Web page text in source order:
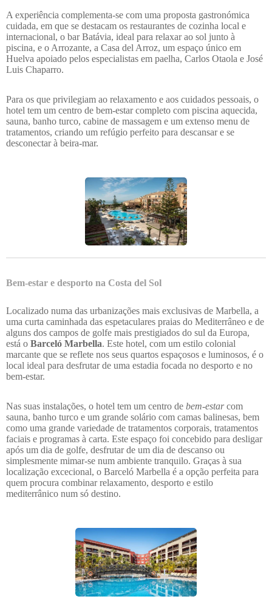
A experiência complementa-se com uma proposta gastronómica
cuidada, em que se destacam os restaurantes de cozinha local e
internacional, o bar Batávia, ideal para relaxar ao sol junto à
piscina, e o Arrozante, a Casa del Arroz, um espaço único em
Huelva apoiado pelos especialistas em paelha, Carlos Otaola e José
Luis Chaparro.
Para os que privilegiam ao relaxamento e aos cuidados pessoais, o
hotel tem um centro de bem-estar completo com piscina aquecida,
sauna, banho turco, cabine de massagem e um extenso menu de
tratamentos, criando um refúgio perfeito para descansar e se
desconectar à beira-mar.
Bem-estar e desporto na Costa del Sol
Localizado numa das urbanizações mais exclusivas de Marbella, a
uma curta caminhada das espetaculares praias do Mediterrâneo e de
alguns dos campos de golfe mais prestigiados do sul da Europa,
está o Barceló Marbella. Este hotel, com um estilo colonial
marcante que se reflete nos seus quartos espaçosos e luminosos, é o
local ideal para desfrutar de uma estadia focada no desporto e no
bem-estar.
Nas suas instalações, o hotel tem um centro de bem-estarcom
sauna, banho turco e um grande solário com camas balinesas, bem
como uma grande variedade de tratamentos corporais, tratamentos
faciais e programas à carta. Este espaço foi concebido para desligar
após um dia de golfe, desfrutar de um dia de descanso ou
simplesmente mimar-se num ambiente tranquilo. Graças à sua
localização excecional, o Barceló Marbella é a opção perfeita para
quem procura combinar relaxamento, desporto e estilo
mediterrânico num só destino.